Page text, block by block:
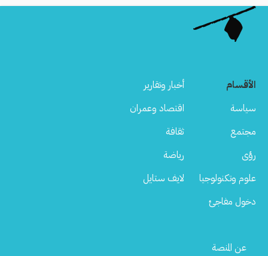
الأقسام
أخبار وتقارير
سياسة
اقتصاد وعمران
مجتمع
ثقافة
رؤى
رياضة
علوم وتكنولوجيا
لايف ستايل
دخول مفاجئ
Footer
عن المنصة